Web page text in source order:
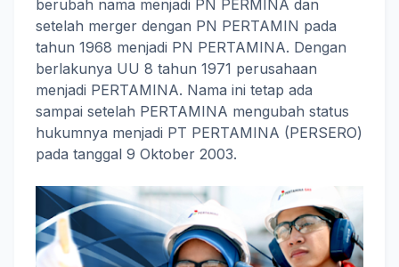
berubah nama menjadi PN PERMINA dan
setelah merger dengan PN PERTAMIN pada
tahun 1968 menjadi PN PERTAMINA. Dengan
berlakunya UU 8 tahun 1971 perusahaan
menjadi PERTAMINA. Nama ini tetap ada
sampai setelah PERTAMINA mengubah status
hukumnya menjadi PT PERTAMINA (PERSERO)
pada tanggal 9 Oktober 2003.